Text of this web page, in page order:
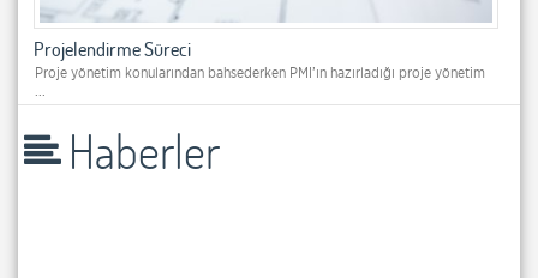
Projelendirme Süreci
Proje yönetim konularından bahsederken PMI’ın hazırladığı proje yönetim
Haberler